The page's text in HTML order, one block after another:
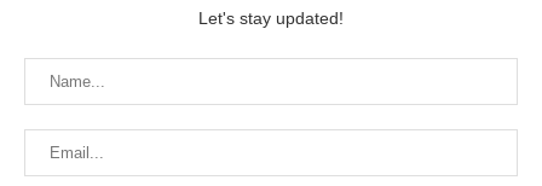
Let's stay updated!